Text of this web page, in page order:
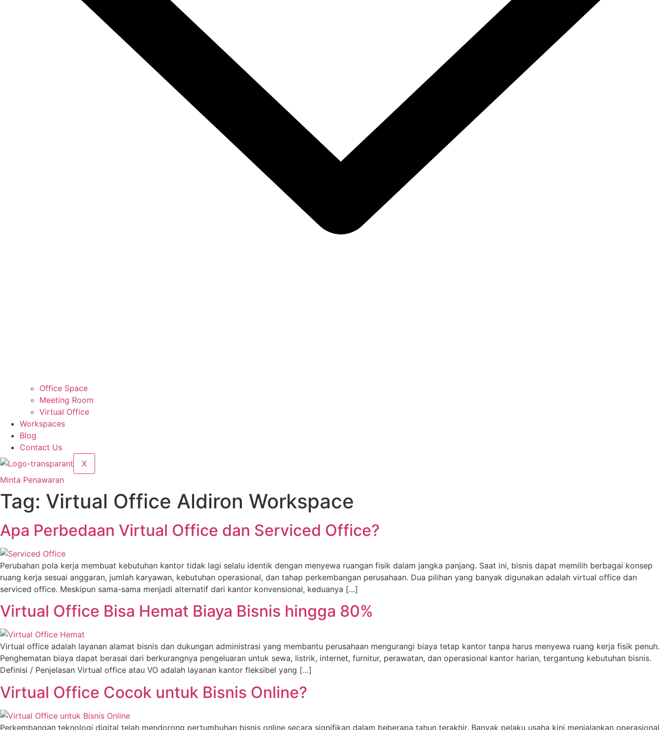
Office Space
Meeting Room
Virtual Office
Workspaces
Blog
Contact Us
X
Minta Penawaran
Tag: Virtual Office Aldiron Workspace
Apa Perbedaan Virtual Office dan Serviced Office?
Perubahan pola kerja membuat kebutuhan kantor tidak lagi selalu identik dengan menyewa ruangan fisik dalam jangka panjang. Saat ini, bisnis dapat memilih berbagai konsep
ruang kerja sesuai anggaran, jumlah karyawan, kebutuhan operasional, dan tahap perkembangan perusahaan. Dua pilihan yang banyak digunakan adalah virtual office dan
serviced office. Meskipun sama-sama menjadi alternatif dari kantor konvensional, keduanya […]
Virtual Office Bisa Hemat Biaya Bisnis hingga 80%
Virtual office adalah layanan alamat bisnis dan dukungan administrasi yang membantu perusahaan mengurangi biaya tetap kantor tanpa harus menyewa ruang kerja fisik penuh.
Penghematan biaya dapat berasal dari berkurangnya pengeluaran untuk sewa, listrik, internet, furnitur, perawatan, dan operasional kantor harian, tergantung kebutuhan bisnis.
Definisi / Penjelasan Virtual office atau VO adalah layanan kantor fleksibel yang […]
Virtual Office Cocok untuk Bisnis Online?
Perkembangan teknologi digital telah mendorong pertumbuhan bisnis online secara signifikan dalam beberapa tahun terakhir. Banyak pelaku usaha kini menjalankan operasional